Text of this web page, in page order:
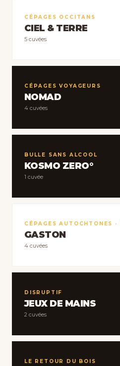
CÉPAGES OCCITANS
CIEL & TERRE
5 cuvées
CÉPAGES VOYAGEURS
NOMAD
4 cuvées
BULLE SANS ALCOOL
KOSMO ZERO°
1 cuvée
CÉPAGES AUTOCHTONES ·
GASTON
4 cuvées
DISRUPTIF
JEUX DE MAINS
2 cuvées
LE RETOUR DU BOIS